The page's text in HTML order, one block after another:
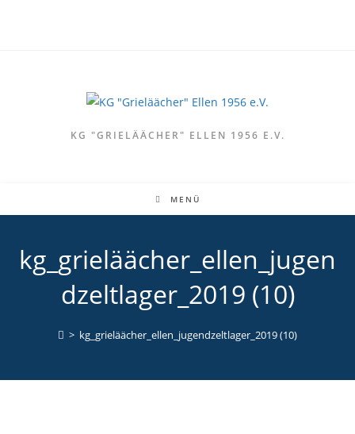
KG "GRIELÄÄCHER" ELLEN 1956 E.V.
MENÜ
kg_grieläächer_ellen_jugen
dzeltlager_2019 (10)
> kg_grieläächer_ellen_jugendzeltlager_2019 (10)